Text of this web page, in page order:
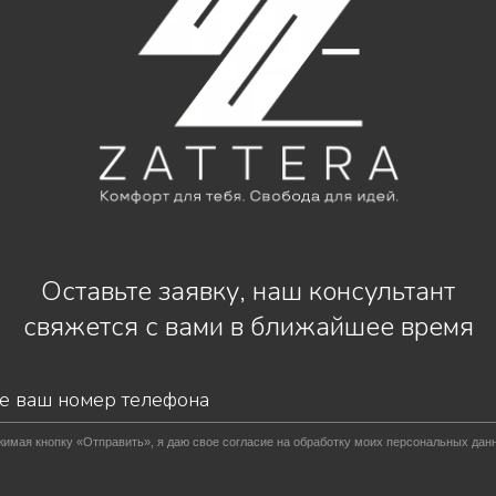
Оставьте заявку, наш консультант
свяжется с вами в ближайшее время
кнопку «Отправить», я даю свое согласие на обработку моих персональных